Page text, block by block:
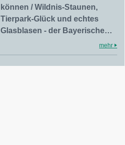
können / Wildnis-Staunen,
Tierpark-Glück und echtes
Glasblasen - der Bayerische…
mehr